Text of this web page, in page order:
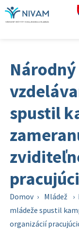
spustil
Domov › Mládež ›
mládeže spustil
organizácií